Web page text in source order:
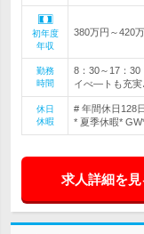
初年度
年収
380万円～420
勤務
時間
8：30～17：
イべ―トも充実
休日
休暇
# 年間休日128
* 夏季休暇*
求人詳細を見